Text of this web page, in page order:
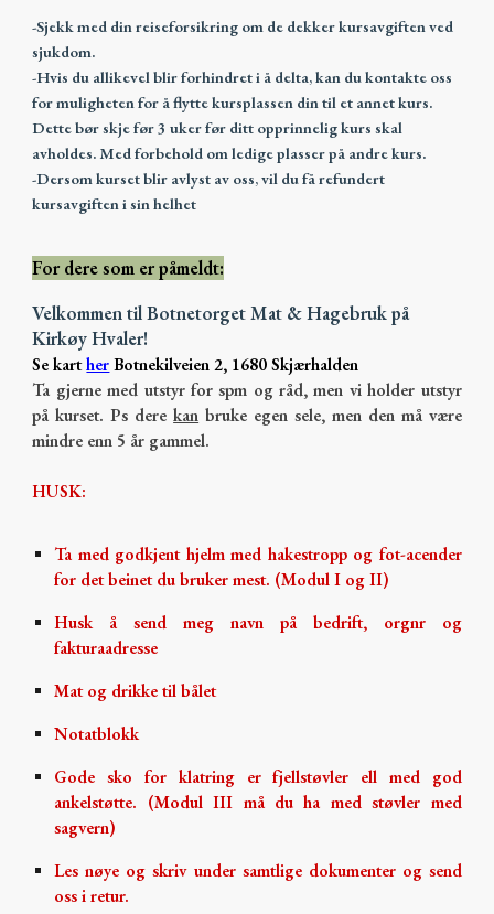
-Sjekk med din reiseforsikring om de dekker kursavgiften ved
sjukdom.
-Hvis du allikevel blir forhindret i å delta, kan du kontakte oss
for muligheten for å flytte kursplassen din til et annet kurs.
Dette bør skje før 3 uker før ditt opprinnelig kurs skal
avholdes. Med forbehold om ledige plasser på andre kurs.
-Dersom kurset blir avlyst av oss, vil du få refundert
kursavgiften i sin helhet
For dere som er påmeldt:
Velkommen til Botnetorget Mat & Hagebruk på
Kirkøy Hvaler!
Se kartherBotnekilveien 2, 1680 Skjærhalden
Ta gjerne med utstyr for spm og råd, men vi holder utstyr
på kurset. Ps derekan bruke egen sele, men den må være
mindre enn 5 år gammel.
HUSK:
Ta med godkjent hjelm med hakestropp og fot-acender
for det beinet du bruker mest. (Modul I og II)
Husk å send meg navn på bedrift, orgnr og
fakturaadresse
Mat og drikke til bålet
Notatblokk
Gode sko for klatring er fjellstøvler ell med god
ankelstøtte. (Modul III må du ha med støvler med
sagvern)
Les nøye og skriv under samtlige dokumenter og send
oss i retur.